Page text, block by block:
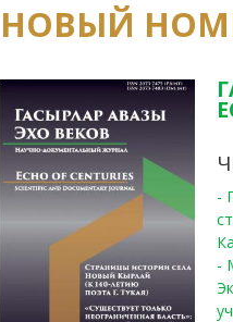
НОВЫЙ
-
-